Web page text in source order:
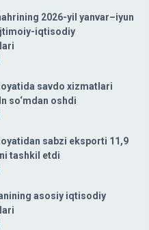
2026-yil yanvar–iyun
iqtisodiy
savdo xizmatlari
so‘mdan oshdi
sabzi eksporti 11,9
tashkil etdi
asosiy iqtisodiy